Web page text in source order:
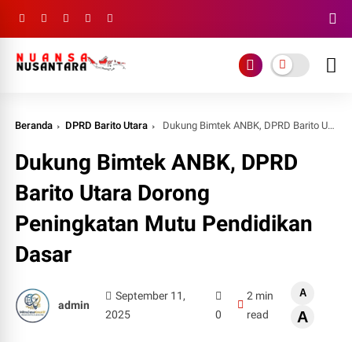
Beranda DPRD Barito Utara Dukung Bimtek ANBK, DPRD Barito Utara Dorong Peningkatan Mutu Pendidikan Dasar
Dukung Bimtek ANBK, DPRD
Barito Utara Dorong
Peningkatan Mutu Pendidikan
Dasar
admin
September 11,
2025
0
2 min
read
A
A